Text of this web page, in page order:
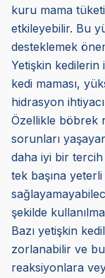
kuru mama
etkileyebilir. Bu
desteklemek
Yetişkin kedilerin
kedi maması,
hidrasyon
Özellikle böbrek
sorunları
daha iyi bir
tek başına
şekilde
Bazı yetişkin
zorlanabilir ve bu
reaksiyonlara